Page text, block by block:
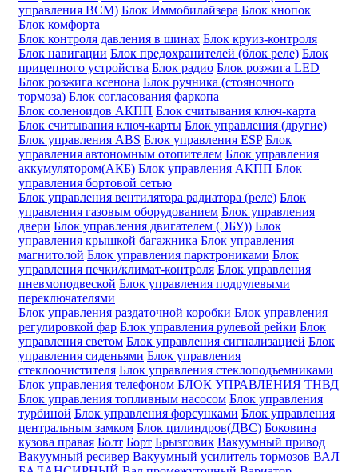
управления BCM) Блок Иммобилайзера Блок кнопок
Блок комфорта
Блок контроля давления в шинах Блок круиз-контроля
Блок навигации Блок предохранителей (блок реле) Блок
прицепного устройства Блок радио Блок розжига LED
Блок розжига ксенона Блок ручника (стояночного
тормоза) Блок согласования фаркопа
Блок соленоидов АКПП Блок считывания ключ-карта
Блок считывания ключ-карты Блок управления (другие)
Блок управления ABS Блок управления ESP Блок
управления автономным отопителем Блок управления
аккумулятором(АКБ) Блок управления АКПП Блок
управления бортовой сетью
Блок управления вентилятора радиатора (реле) Блок
управления газовым оборудованием Блок управления
двери Блок управления двигателем (ЭБУ)) Блок
управления крышкой багажника Блок управления
магнитолой Блок управления парктрониками Блок
управления печки/климат-контроля Блок управления
пневмоподвеской Блок управления подрулевыми
переключателями
Блок управления раздаточной коробки Блок управления
регулировкой фар Блок управления рулевой рейки Блок
управления светом Блок управления сигнализацией Блок
управления сиденьями Блок управления
стеклоочистителя Блок управления стеклоподъемниками
Блок управления телефоном БЛОК УПРАВЛЕНИЯ ТНВД
Блок управления топливным насосом Блок управления
турбиной Блок управления форсунками Блок управления
центральным замком Блок цилиндров(ДВС) Боковина
кузова правая Болт Борт Брызговик Вакуумный привод
Вакуумный ресивер Вакуумный усилитель тормозов ВАЛ